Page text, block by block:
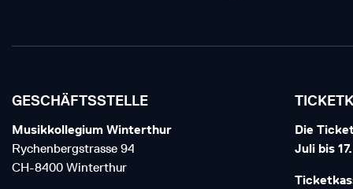
GESCHÄFTSSTELLE
Musikkollegium Winterthur
Rychenbergstrasse 94
CH-8400 Winterthur
Die
Juli bis